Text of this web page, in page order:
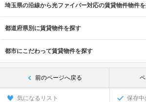
埼玉県の沿線から光ファイバー対応の賃貸物件物件
都道府県別に賃貸物件を探す
都市にこだわって賃貸物件を探す
前のページへ戻る
気になるリスト 保存中